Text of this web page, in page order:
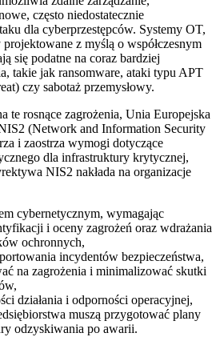
często niedostatecznie
dla cyberprzestępców. Systemy OT,
projektowane z myślą o współczesnym
się podatne na coraz bardziej
takie jak ransomware, ataki typu APT
czy sabotaż przemysłowy.
te rosnące zagrożenia, Unia Europejska
(Network and Information Security
i zaostrza wymogi dotyczące
dla infrastruktury krytycznej,
NIS2 nakłada na organizacje
cybernetycznym, wymagając
i oceny zagrożeń oraz wdrażania
ochronnych,
incydentów bezpieczeństwa,
na zagrożenia i minimalizować skutki
działania i odporności operacyjnej,
muszą przygotować plany
odzyskiwania po awarii.